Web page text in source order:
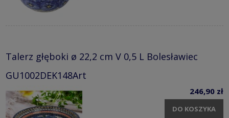
Talerz głęboki ø 22,2 cm V 0,5 L Bolesławiec
GU1002DEK148Art
246,90 zł
DO KOSZYKA